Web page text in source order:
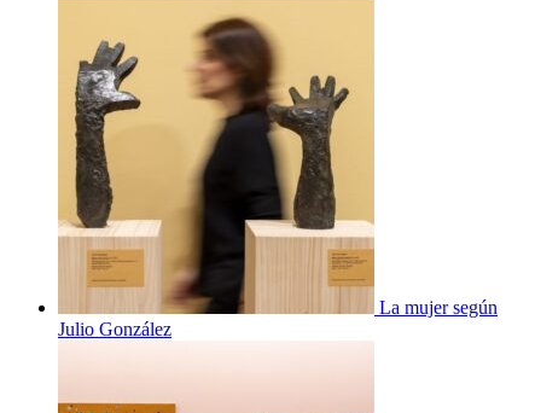
La mujer según
Julio González